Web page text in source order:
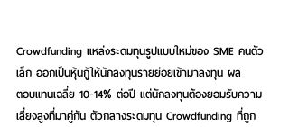
Crowdfunding แหล่งระดมทุนรูปแบบใหม่ของ SME คนตัว
เล็ก ออกเป็นหุ้นกู้ให้นักลงทุนรายย่อยเข้ามาลงทุน ผล
ตอบแทนเฉลี่ย 10-14% ต่อปี แต่นักลงทุนต้องยอมรับความ
เสี่ยงสูงที่มาคู่กัน ตัวกลางระดมทุน Crowdfunding ที่ถูก